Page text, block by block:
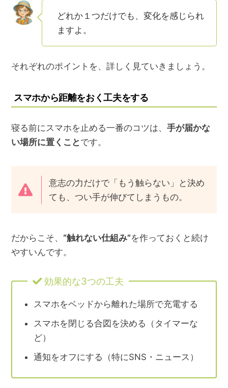
どれか１つだけでも、変化を感じられ
ますよ。
それぞれのポイントを、詳しく見ていきましょう。
スマホから距離をおく工夫をする
寝る前にスマホを止める一番のコツは、手が届かな
い場所に置くこと です。
意志の力だけで「もう触らない」と決め
ても、つい手が伸びてしまうもの。
だからこそ、 “触れない仕組み”を作っておくと続け
やすいんです。
効果的な3つの工夫
スマホをベッドから離れた場所で充電する
スマホを閉じる合図を決める（タイマーな
ど）
通知をオフにする（特にSNS・ニュース）